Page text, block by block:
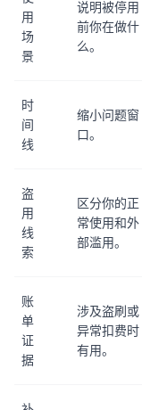
用
场
景
说明被停用
前你在做什
么。
时
间
线
缩小问题窗
口。
盗
用
线
索
区分你的正
常使用和外
部滥用。
账
单
证
据
涉及盗刷或
异常扣费时
有用。